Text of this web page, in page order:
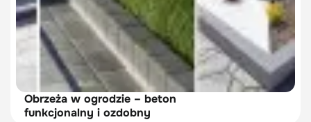
Obrzeża w ogrodzie – beton
funkcjonalny i ozdobny